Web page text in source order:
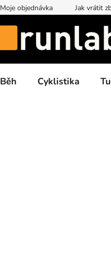
Moje objednávka Jak vrátit
Běh Cyklistika